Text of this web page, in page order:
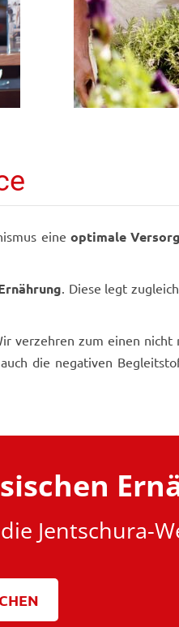
eine optimale
. Diese legt
verzehren zum einen
die negativen
Jentschura-